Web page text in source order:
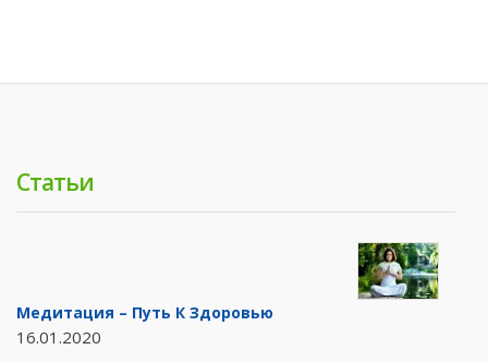
Статьи
Медитация – Путь К Здоровью
16.01.2020